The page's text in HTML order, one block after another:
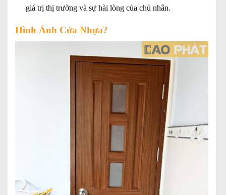
giá trị thị trường và sự hài lòng của chủ nhân.
Hình Ảnh Cửa Nhựa?